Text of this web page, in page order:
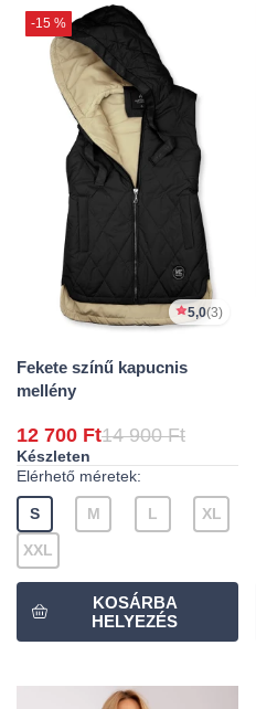
-15 %
5,0(3)
Fekete színű kapucnis
mellény
12 700 Ft14 900 Ft
Készleten
Elérhető méretek:
S M L XL
XXL